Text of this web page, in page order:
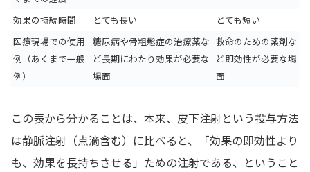
効果の持続時間 とても長い
とても短い
医療現場での使用
例（あくまで一般
例）
糖尿病や骨粗鬆症の治療薬な
ど長期にわたり効果が必要な
場面
救命のための薬剤な
ど即効性が必要な場
面
この表から分かることは、本来、皮下注射という投与方法
は静脈注射（点滴含む）に比べると、「効果の即効性より
も、効果を長持ちさせる」ための注射である、ということ